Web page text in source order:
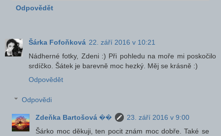
Odpovědět
Šárka Fofoňková 22. září 2016 v 10:21
Nádherné fotky, Zdeni :) Při pohledu na moře mi poskočilo
srdíčko. Šátek je barevně moc hezký. Měj se krásně :)
Odpovědět
Odpovědi
Zdeňka Bartošová ��
23. září 2016 v 9:00
Šárko moc děkuji, ten pocit znám moc dobře. Také se